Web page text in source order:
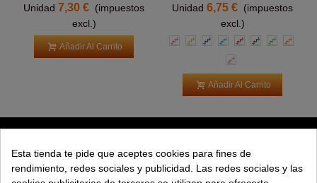
Unidad7,30 € (impuestos
excl.)
Añadir Al Carrito
Unidad6,75 € (impuestos
excl.)
RosaAmarillas
AzulAzulRojaVerdeVerde
Multicolor
Añadir Al Carrito
EXPLORAR
Esta tienda te pide que aceptes cookies para fines de
rendimiento, redes sociales y publicidad. Las redes sociales y las